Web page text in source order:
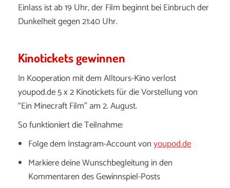
Einlass ist ab 19 Uhr, der Film beginnt bei Einbruch der
Dunkelheit gegen 21:40 Uhr.
Kinotickets gewinnen
In Kooperation mit dem Alltours-Kino verlost
youpod.de 5 x 2 Kinotickets für die Vorstellung von
“Ein Minecraft Film” am 2. August.
So funktioniert die Teilnahme:
Folge dem Instagram-Account vonyoupod.de
Markiere deine Wunschbegleitung in den
Kommentaren des Gewinnspiel-Posts